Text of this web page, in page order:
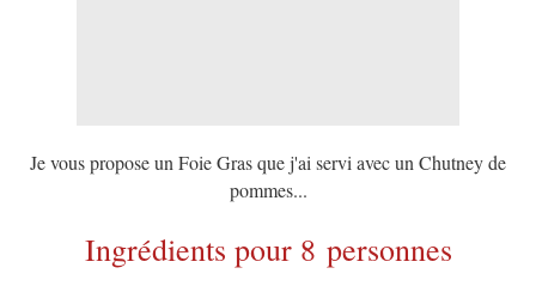
Je vous propose un Foie Gras que j'ai servi avec un Chutney de
pommes...
Ingrédients pour 8 personnes